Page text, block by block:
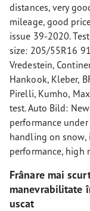
distances, very
mileage, good
issue 39-2020.
size: 205/55R16
Vredestein,
Hankook, Kleber,
Pirelli, Kumho,
test. Auto Bild:
performance
handling on snow,
performance, high
Frânare mai
manevrabilitate
uscat